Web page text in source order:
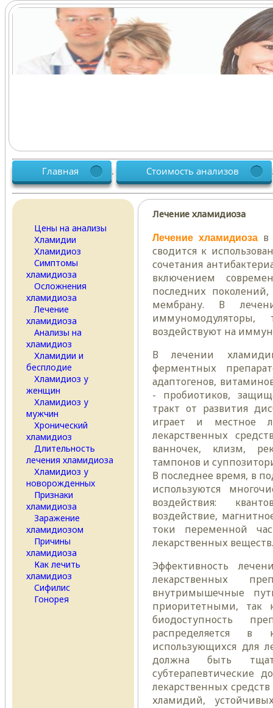
Главная . Стоимость анализов
Цены на анализы
Хламидии
Хламидиоз
Симптомы
хламидиоза
Осложнения
хламидиоза
Лечение
хламидиоза
Анализы на
хламидиоз
Хламидии и
бесплодие
Хламидиоз у
женщин
Хламидиоз у
мужчин
Хронический
хламидиоз
Длительность
лечения хламидиоза
Хламидиоз у
новорожденных
Признаки
хламидиоза
Заражение
хламидиозом
Причины
хламидиоза
Как лечить
хламидиоз
Сифилис
Гонорея
Лечение хламидиоза
Лечение хламидиоза в
сводится к
сочетания
включением
последних
мембрану. В
воздействуют на
В лечении
ферментных
адаптогенов,
- пробиотиков,
тракт от развития
играет и местное
лекарственных
ванночек, клизм,
тампонов и
В последнее время, в
используются
воздействия:
воздействие,
токи переменной
лекарственных веществ.
Эффективность
лекарственных
внутримышечные
приоритетными, так
биодоступность
распределяется в
использующихся для
должна быть
субтерапевтические
лекарственных
хламидий,